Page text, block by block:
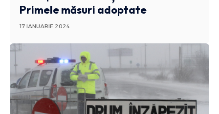
Primele măsuri adoptate
17 IANUARIE 2024